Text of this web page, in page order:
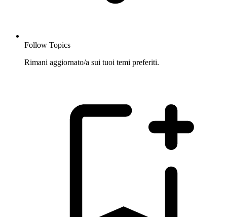
Follow Topics
Rimani aggiornato/a sui tuoi temi preferiti.